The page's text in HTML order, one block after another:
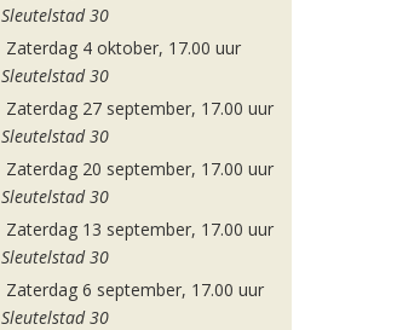
Sleutelstad 30
Zaterdag 4 oktober, 17.00 uur
Sleutelstad 30
Zaterdag 27 september, 17.00 uur
Sleutelstad 30
Zaterdag 20 september, 17.00 uur
Sleutelstad 30
Zaterdag 13 september, 17.00 uur
Sleutelstad 30
Zaterdag 6 september, 17.00 uur
Sleutelstad 30